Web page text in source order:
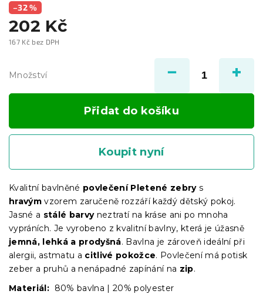
–32 %
202 Kč
167 Kč bez DPH
Množství
Přidat do košíku
Koupit nyní
Kvalitní bavlněné povlečení Pletené zebrys
hravýmvzorem zaručeně rozzáří každý dětský pokoj.
Jasné a stálé barvyneztratí na kráse ani po mnoha
vypráních. Je vyrobeno z kvalitní bavlny, která je úžasně
jemná, lehká a prodyšná. Bavlna je zároveň ideální při
alergii, astmatu a citlivé pokožce. Povlečení má potisk
zeber a pruhů a nenápadné zapínání na zip.
Materiál: 80% bavlna | 20% polyester